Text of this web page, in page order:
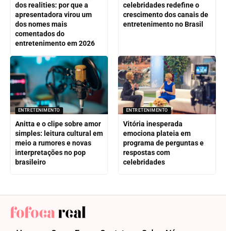
dos realities: por que a
apresentadora virou um
dos nomes mais
comentados do
entretenimento em 2026
celebridades redefine o
crescimento dos canais de
entretenimento no Brasil
ENTRETENIMENTO
Anitta e o clipe sobre amor
simples: leitura cultural em
meio a rumores e novas
interpretações no pop
brasileiro
ENTRETENIMENTO
Vitória inesperada
emociona plateia em
programa de perguntas e
respostas com
celebridades